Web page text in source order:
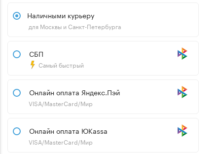
Наличными курьеру
для Москвы и Санкт-Петербурга
СБП
Самый быстрый
Онлайн оплата Яндекс.Пэй
VISA/MasterCard/Мир
Онлайн оплата ЮKassa
VISA/MasterCard/Мир